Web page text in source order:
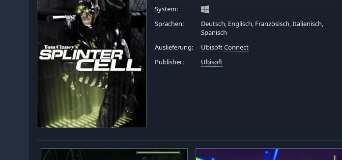
System:
Sprachen:
Deutsch, Englisch, Französisch, Italienisch,
Spanisch
Auslieferung:
Ubisoft Connect
Publisher:
Ubisoft